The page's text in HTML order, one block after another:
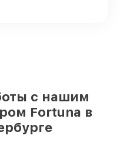
с нашим
Fortuna в